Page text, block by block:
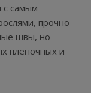
с самым
прочно
швы, но
пленочных и